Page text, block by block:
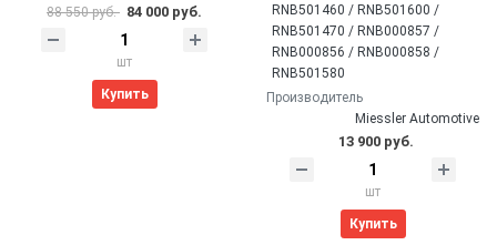
88 550 руб. 84 000 руб.
шт
Купить
RNB501460 / RNB501600 /
RNB501470 / RNB000857 /
RNB000856 / RNB000858 /
RNB501580
Производитель
Miessler Automotive
13 900 руб.
шт
Купить